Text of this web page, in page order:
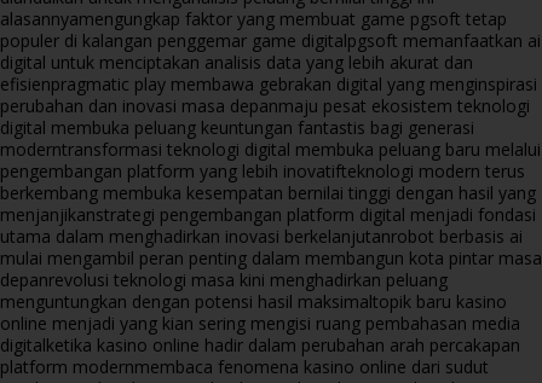
alasannyamengungkap faktor yang membuat game pgsoft tetap
populer di kalangan penggemar game digitalpgsoft memanfaatkan ai
digital untuk menciptakan analisis data yang lebih akurat dan
efisienpragmatic play membawa gebrakan digital yang menginspirasi
perubahan dan inovasi masa depanmaju pesat ekosistem teknologi
digital membuka peluang keuntungan fantastis bagi generasi
moderntransformasi teknologi digital membuka peluang baru melalui
pengembangan platform yang lebih inovatifteknologi modern terus
berkembang membuka kesempatan bernilai tinggi dengan hasil yang
menjanjikanstrategi pengembangan platform digital menjadi fondasi
utama dalam menghadirkan inovasi berkelanjutanrobot berbasis ai
mulai mengambil peran penting dalam membangun kota pintar masa
depanrevolusi teknologi masa kini menghadirkan peluang
menguntungkan dengan potensi hasil maksimaltopik baru kasino
online menjadi yang kian sering mengisi ruang pembahasan media
digitalketika kasino online hadir dalam perubahan arah percakapan
platform modernmembaca fenomena kasino online dari sudut